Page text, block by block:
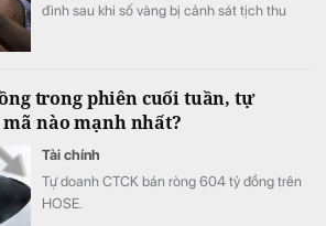
đình sau khi số vàng bị cảnh sát tịch thu
trong phiên cuối tuần, tự
nào mạnh nhất?
Tài chính
Tự doanh CTCK bán ròng 604 tỷ đồng trên
HOSE.